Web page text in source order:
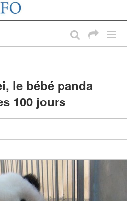
le bébé panda
100 jours